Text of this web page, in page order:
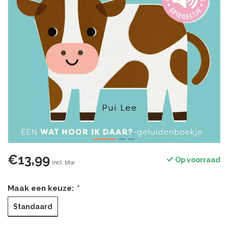
€13,99 Incl. btw Op voorraad
Maak een keuze: *
Standaard